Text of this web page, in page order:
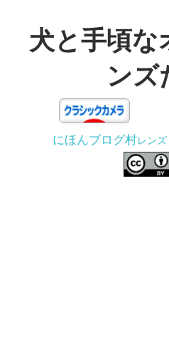
テ犬と手頃な
ンズ
にほんブログ村レン